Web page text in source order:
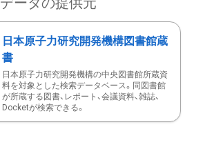
日本原子力研究開発機構図書館蔵
書
日本原子力研究開発機構の中央図書館所蔵資
料を対象とした検索データベース。同図書館
が所蔵する図書、レポート、会議資料、雑誌、
Docketが検索できる。